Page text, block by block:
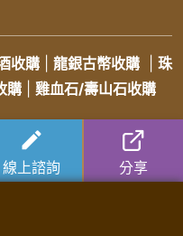
收購 龍銀古幣收購
珠
購 雞血石/壽山石收購
免費諮詢│
老酒仙老酒收購
收購中心
線上諮詢 分享